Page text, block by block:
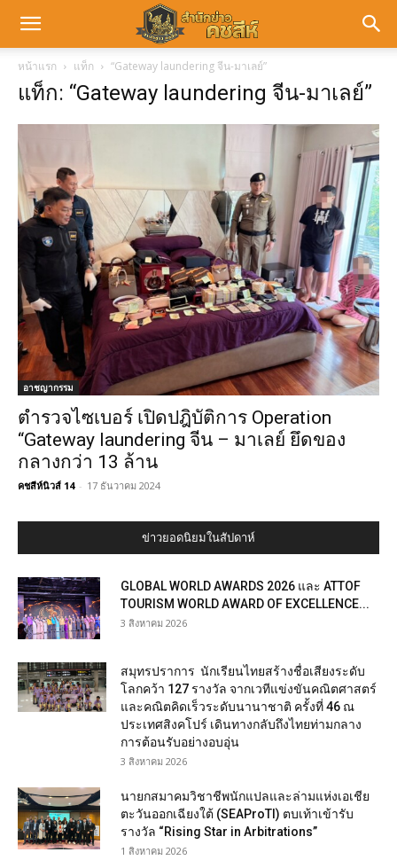
หน้าแรก แท็ก “Gateway laundering จีน-มาเลย์”
แท็ก: “Gateway laundering จีน-มาเลย์”
อาชญากรรม
ตำรวจไซเบอร์ เปิดปฎิบัติการ Operation
“Gateway laundering จีน – มาเลย์ ยึดของ
กลางกว่า 13 ล้าน
คชสีห์นิวส์ 14 - 17 ธันวาคม 2024
ข่าวยอดนิยมในสัปดาห์
GLOBAL WORLD AWARDS 2026 และ ATTOF
TOURISM WORLD AWARD OF EXCELLENCE...
3 สิงหาคม 2026
สมุทรปราการ นักเรียนไทยสร้างชื่อเสียงระดับ
โลกคว้า 127 รางวัล จากเวทีแข่งขันคณิตศาสตร์
และคณิตคิดเร็วระดับนานาชาติ ครั้งที่ 46 ณ
ประเทศสิงคโปร์ เดินทางกลับถึงไทยท่ามกลาง
การต้อนรับอย่างอบอุ่น
3 สิงหาคม 2026
นายกสมาคมวิชาชีพนักแปลและล่ามแห่งเอเชีย
ตะวันออกเฉียงใต้ (SEAProTI) ตบเท้าเข้ารับ
รางวัล “Rising Star in Arbitrations”
1 สิงหาคม 2026